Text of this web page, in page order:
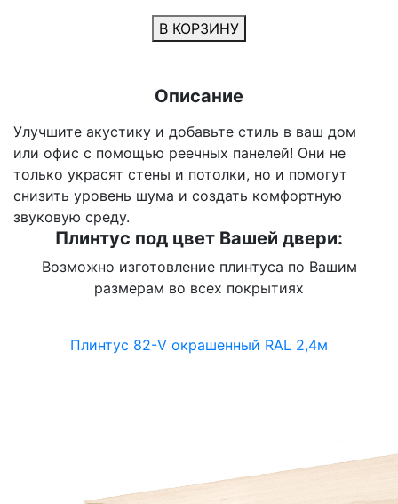
В КОРЗИНУ
Описание
Улучшите акустику и добавьте стиль в ваш дом
или офис с помощью реечных панелей! Они не
только украсят стены и потолки, но и помогут
снизить уровень шума и создать комфортную
звуковую среду.
Плинтус под цвет Вашей двери:
Возможно изготовление плинтуса по Вашим
размерам во всех покрытиях
Плинтус 82-V окрашенный RAL 2,4м